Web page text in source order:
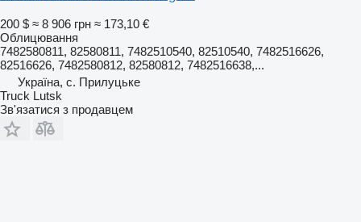
200 $ ≈ 8 906 грн ≈ 173,10 €
Облицювання
7482580811, 82580811, 7482510540, 82510540, 7482516626,
82516626, 7482580812, 82580812, 7482516638,...
Україна, с. Прилуцьке
Truck Lutsk
Зв'язатися з продавцем